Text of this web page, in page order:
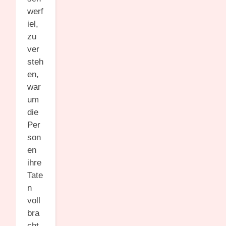
werf
iel,
zu
ver
steh
en,
war
um
die
Per
son
en
ihre
Tate
n
voll
bra